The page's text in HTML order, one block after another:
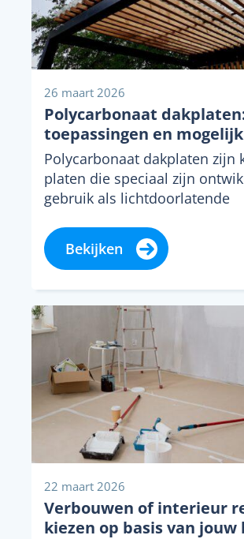
26 maart 2026
Polycarbonaat
toepassingen en
Polycarbonaat dakplaten zijn
platen die speciaal zijn
gebruik als lichtdoorlatende
bekend om zijn...
Bekijken
22 maart 2026
Verbouwen of interieur
kiezen op basis van jouw